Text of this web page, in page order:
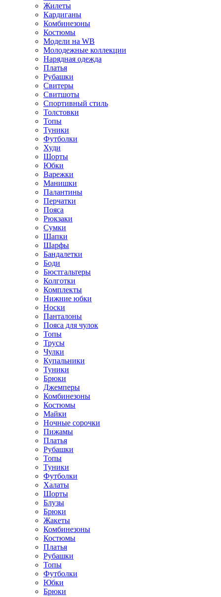
Жилеты
Кардиганы
Комбинезоны
Костюмы
Модели на WB
Молодежные коллекции
Нарядная одежда
Платья
Рубашки
Свитеры
Свитшоты
Спортивный стиль
Толстовки
Топы
Туники
Футболки
Худи
Шорты
Юбки
Варежки
Манишки
Палантины
Перчатки
Пояса
Рюкзаки
Сумки
Шапки
Шарфы
Бандалетки
Боди
Бюстгальтеры
Колготки
Комплекты
Нижние юбки
Носки
Панталоны
Поясa для чулок
Топы
Трусы
Чулки
Купальники
Туники
Брюки
Джемперы
Комбинезоны
Костюмы
Майки
Ночные сорочки
Пижамы
Платья
Рубашки
Топы
Туники
Футболки
Халаты
Шорты
Блузы
Брюки
Жакеты
Комбинезоны
Костюмы
Платья
Рубашки
Топы
Футболки
Юбки
Брюки